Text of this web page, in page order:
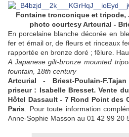
Fontaine tronconique et tripode,
photo courtesy Artcurial -
En porcelaine blanche décorée en
fer et émail or, de fleurs et rinceaux
rapportée en bronze doré ; fêlure.
A Japanese gilt-bronze mounted
fountain, 18th century
Artcurial - Briest-Poulain-
priseur : Isabelle Bresset. Vente
Hôtel Dassault - 7 Rond Point des
Paris . Pour toute information
Anne-Sophie Masson au 01 42 99 20